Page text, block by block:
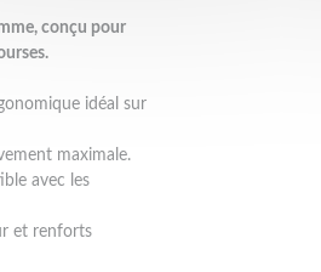
conçu pour
idéal sur
maximale.
avec les
et renforts